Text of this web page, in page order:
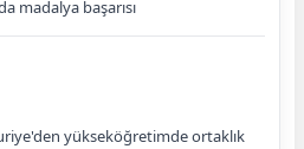
madalya başarısı
yükseköğretimde ortaklık